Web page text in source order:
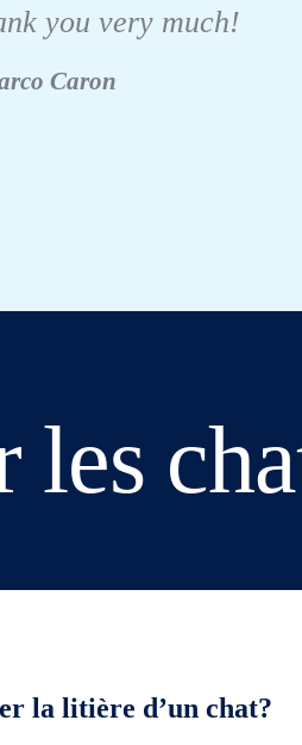
you very much!
Caron
les
la litière d’un chat?